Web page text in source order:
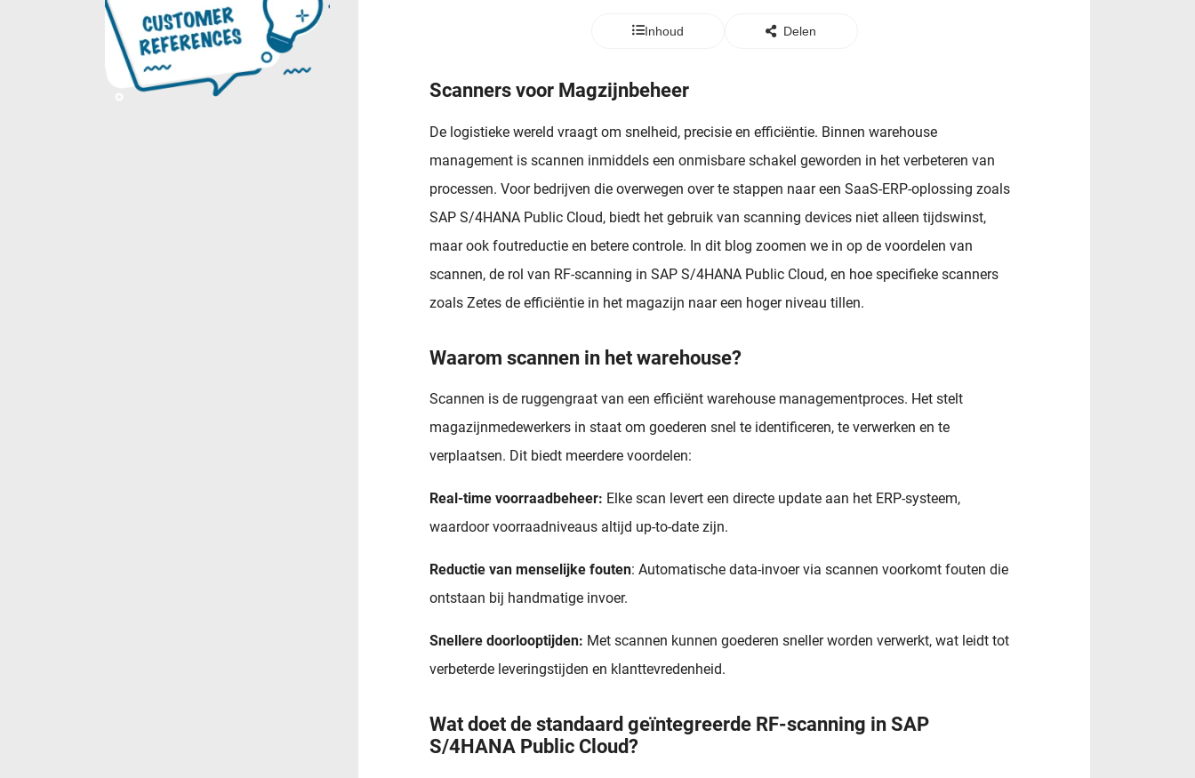
Inhoud Delen
Scanners voor Magzijnbeheer
De logistieke wereld vraagt om snelheid, precisie en efficiëntie. Binnen warehouse
management is scannen inmiddels een onmisbare schakel geworden in het verbeteren van
processen. Voor bedrijven die overwegen over te stappen naar een SaaS-ERP-oplossing zoals
SAP S/4HANA Public Cloud, biedt het gebruik van scanning devices niet alleen tijdswinst,
maar ook foutreductie en betere controle. In dit blog zoomen we in op de voordelen van
scannen, de rol van RF-scanning in SAP S/4HANA Public Cloud, en hoe specifieke scanners
zoals Zetes de efficiëntie in het magazijn naar een hoger niveau tillen.
Waarom scannen in het warehouse?
Scannen is de ruggengraat van een efficiënt warehouse managementproces. Het stelt
magazijnmedewerkers in staat om goederen snel te identificeren, te verwerken en te
verplaatsen. Dit biedt meerdere voordelen:
Real-time voorraadbeheer: Elke scan levert een directe update aan het ERP-systeem,
waardoor voorraadniveaus altijd up-to-date zijn.
Reductie van menselijke fouten: Automatische data-invoer via scannen voorkomt fouten die
ontstaan bij handmatige invoer.
Snellere doorlooptijden: Met scannen kunnen goederen sneller worden verwerkt, wat leidt tot
verbeterde leveringstijden en klanttevredenheid.
Wat doet de standaard geïntegreerde RF-scanning in SAP
S/4HANA Public Cloud?